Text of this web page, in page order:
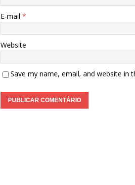
E-mail *
Website
Save my name, email, and website